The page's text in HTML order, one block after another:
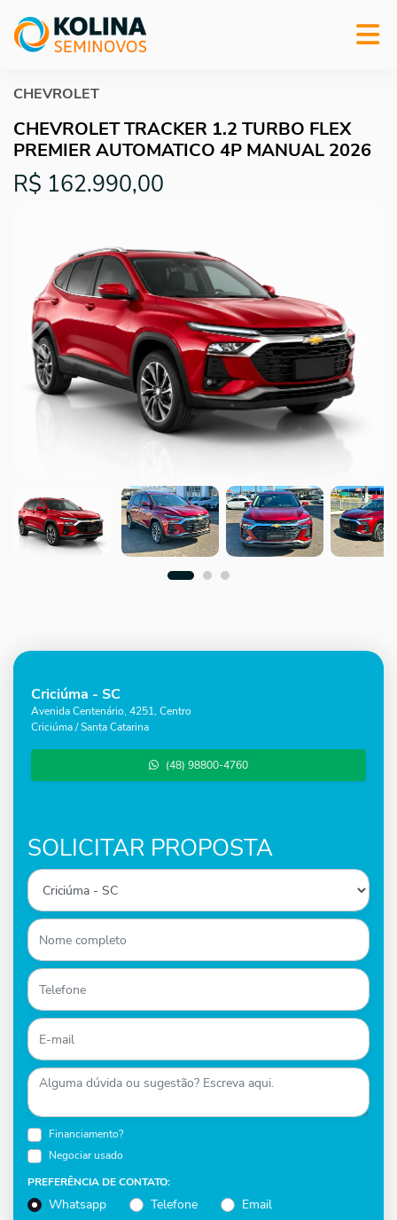
CHEVROLET
CHEVROLET TRACKER 1.2 TURBO FLEX
PREMIER AUTOMATICO 4P MANUAL 2026
R$ 162.990,00
Previous Next
Criciúma - SC
Avenida Centenário, 4251, Centro
Criciúma / Santa Catarina
(48) 98800-4760
SOLICITAR PROPOSTA
Financiamento?
Negociar usado
PREFERÊNCIA DE CONTATO:
Whatsapp Telefone Email